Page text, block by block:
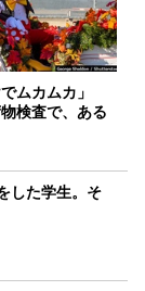
ムカムカ」
検査で、ある
した学生。そ